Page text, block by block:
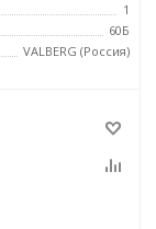
1
60Б
VALBERG (Россия)